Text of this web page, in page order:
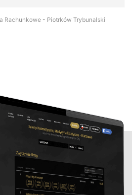
Rachunkowe - Piotrków Trybunalski